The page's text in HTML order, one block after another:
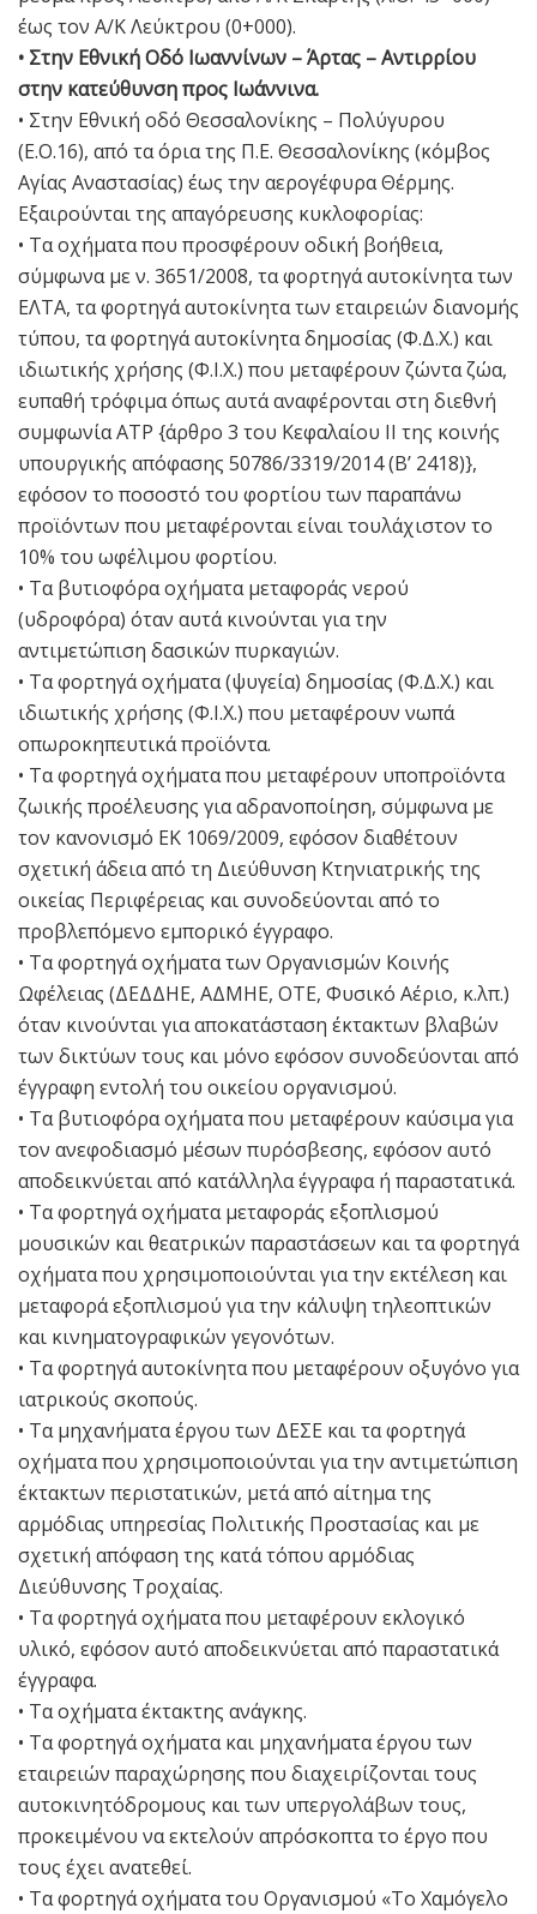
έως τον Α/Κ Λεύκτρου (0+000).
• Στην Εθνική Οδό Ιωαννίνων – Άρτας – Αντιρρίου
στην κατεύθυνση προς Ιωάννινα.
• Στην Εθνική οδό Θεσσαλονίκης – Πολύγυρου
(Ε.Ο.16), από τα όρια της Π.Ε. Θεσσαλονίκης (κόμβος
Αγίας Αναστασίας) έως την αερογέφυρα Θέρμης.
Εξαιρούνται της απαγόρευσης κυκλοφορίας:
• Τα οχήματα που προσφέρουν οδική βοήθεια,
σύμφωνα με ν. 3651/2008, τα φορτηγά αυτοκίνητα των
ΕΛΤΑ, τα φορτηγά αυτοκίνητα των εταιρειών διανομής
τύπου, τα φορτηγά αυτοκίνητα δημοσίας (Φ.Δ.Χ.) και
ιδιωτικής χρήσης (Φ.Ι.Χ.) που μεταφέρουν ζώντα ζώα,
ευπαθή τρόφιμα όπως αυτά αναφέρονται στη διεθνή
συμφωνία ΑΤΡ {άρθρο 3 του Κεφαλαίου ΙΙ της κοινής
υπουργικής απόφασης 50786/3319/2014 (Β’ 2418)},
εφόσον το ποσοστό του φορτίου των παραπάνω
προϊόντων που μεταφέρονται είναι τουλάχιστον το
10% του ωφέλιμου φορτίου.
• Τα βυτιοφόρα οχήματα μεταφοράς νερού
(υδροφόρα) όταν αυτά κινούνται για την
αντιμετώπιση δασικών πυρκαγιών.
• Τα φορτηγά οχήματα (ψυγεία) δημοσίας (Φ.Δ.Χ.) και
ιδιωτικής χρήσης (Φ.Ι.Χ.) που μεταφέρουν νωπά
οπωροκηπευτικά προϊόντα.
• Τα φορτηγά οχήματα που μεταφέρουν υποπροϊόντα
ζωικής προέλευσης για αδρανοποίηση, σύμφωνα με
τον κανονισμό ΕΚ 1069/2009, εφόσον διαθέτουν
σχετική άδεια από τη Διεύθυνση Κτηνιατρικής της
οικείας Περιφέρειας και συνοδεύονται από το
προβλεπόμενο εμπορικό έγγραφο.
• Τα φορτηγά οχήματα των Οργανισμών Κοινής
Ωφέλειας (ΔΕΔΔΗΕ, ΑΔΜΗΕ, ΟΤΕ, Φυσικό Αέριο, κ.λπ.)
όταν κινούνται για αποκατάσταση έκτακτων βλαβών
των δικτύων τους και μόνο εφόσον συνοδεύονται από
έγγραφη εντολή του οικείου οργανισμού.
• Τα βυτιοφόρα οχήματα που μεταφέρουν καύσιμα για
τον ανεφοδιασμό μέσων πυρόσβεσης, εφόσον αυτό
αποδεικνύεται από κατάλληλα έγγραφα ή παραστατικά.
• Τα φορτηγά οχήματα μεταφοράς εξοπλισμού
μουσικών και θεατρικών παραστάσεων και τα φορτηγά
οχήματα που χρησιμοποιούνται για την εκτέλεση και
μεταφορά εξοπλισμού για την κάλυψη τηλεοπτικών
και κινηματογραφικών γεγονότων.
• Τα φορτηγά αυτοκίνητα που μεταφέρουν οξυγόνο για
ιατρικούς σκοπούς.
• Τα μηχανήματα έργου των ΔΕΣΕ και τα φορτηγά
οχήματα που χρησιμοποιούνται για την αντιμετώπιση
έκτακτων περιστατικών, μετά από αίτημα της
αρμόδιας υπηρεσίας Πολιτικής Προστασίας και με
σχετική απόφαση της κατά τόπου αρμόδιας
Διεύθυνσης Τροχαίας.
• Τα φορτηγά οχήματα που μεταφέρουν εκλογικό
υλικό, εφόσον αυτό αποδεικνύεται από παραστατικά
έγγραφα.
• Τα οχήματα έκτακτης ανάγκης.
• Τα φορτηγά οχήματα και μηχανήματα έργου των
εταιρειών παραχώρησης που διαχειρίζονται τους
αυτοκινητόδρομους και των υπεργολάβων τους,
προκειμένου να εκτελούν απρόσκοπτα το έργο που
τους έχει ανατεθεί.
• Τα φορτηγά οχήματα του Οργανισμού «Το Χαμόγελο